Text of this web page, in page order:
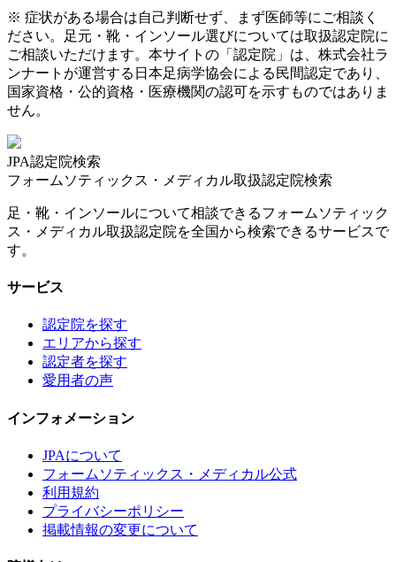
※ 症状がある場合は自己判断せず、まず医師等にご相談く
ださい。足元・靴・インソール選びについては取扱認定院に
ご相談いただけます。本サイトの「認定院」は、株式会社ラ
ンナートが運営する日本足病学協会による民間認定であり、
国家資格・公的資格・医療機関の認可を示すものではありま
せん。
JPA認定院検索
フォームソティックス・メディカル取扱認定院検索
足・靴・インソールについて相談できるフォームソティック
ス・メディカル取扱認定院を全国から検索できるサービスで
す。
サービス
認定院を探す
エリアから探す
認定者を探す
愛用者の声
インフォメーション
JPAについて
フォームソティックス・メディカル公式
利用規約
プライバシーポリシー
掲載情報の変更について